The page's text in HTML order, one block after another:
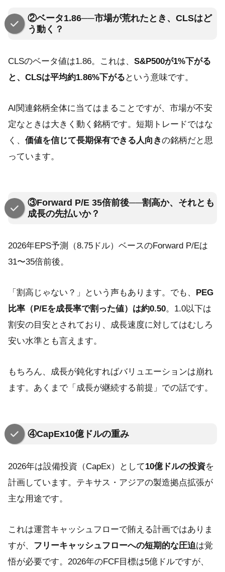
②ベータ1.86──市場が荒れたとき、CLSはど
う動く？
CLSのベータ値は1.86。これは、 S&P500が1%下がる
と、CLSは平均約1.86%下がる という意味です。
AI関連銘柄全体に当てはまることですが、市場が不安
定なときは大きく動く銘柄です。短期トレードではな
く、 価値を信じて長期保有できる人向きの銘柄だと思
っています。
③Forward P/E 35倍前後──割高か、それとも
成長の先払いか？
2026年EPS予測（8.75ドル）ベースのForward P/Eは
31〜35倍前後。
「割高じゃない？」という声もあります。でも、
PEG
比率（P/Eを成長率で割った値）は約0.50。1.0以下は
割安の目安とされており、成長速度に対してはむしろ
安い水準とも言えます。
もちろん、成長が鈍化すればバリュエーションは崩れ
ます。あくまで「成長が継続する前提」での話です。
④CapEx10億ドルの重み
2026年は設備投資（CapEx）として10億ドルの投資を
計画しています。テキサス・アジアの製造拠点拡張が
主な用途です。
これは運営キャッシュフローで賄える計画ではありま
すが、 フリーキャッシュフローへの短期的な圧迫は覚
悟が必要です。2026年のFCF目標は5億ドルですが、